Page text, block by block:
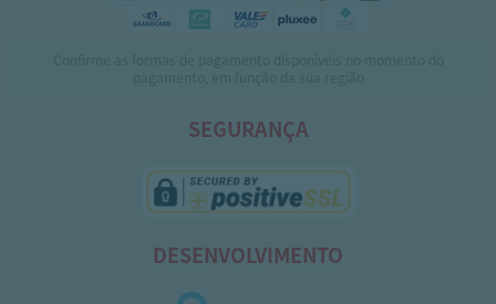
SEGURANÇA
DESENVOLVIMENTO